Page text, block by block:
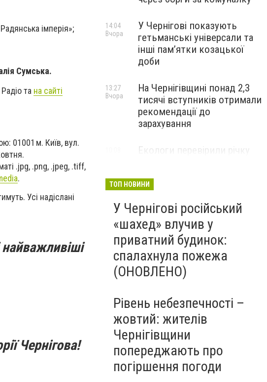
імперія»;
Сумська.
та на сайті
01001 м. Київ, вул.
.jpg, .png, .jpeg, .tiff,
.
Усі надіслані
Чернігова!
У Чернігові показують
гетьманські універсали та
інші пам’ятки козацької
доби
14:04
Вчора
На Чернігівщині понад 2,3
тисячі вступників отримали
рекомендації до
зарахування
13:27
Вчора
Екологи перевірили річку
ТОП НОВИНИ
У Чернігові російський
«шахед» влучив у
приватний будинок:
спалахнула пожежа
(ОНОВЛЕНО)
Рівень небезпечності –
жовтий: жителів
Чернігівщини
попереджають про
погіршення погоди